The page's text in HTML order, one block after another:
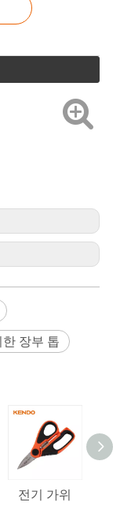
장부 톱
전기 가위